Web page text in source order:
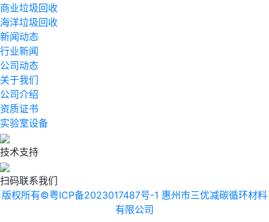
商业垃圾回收
海洋垃圾回收
新闻动态
行业新闻
公司动态
关于我们
公司介绍
资质证书
实验室设备
技术支持
扫码联系我们
版权所有©粤ICP备2023017487号-1 惠州市三优减碳循环材料
有限公司